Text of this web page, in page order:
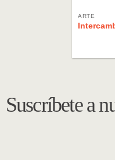
ARTE
Suscríbete a